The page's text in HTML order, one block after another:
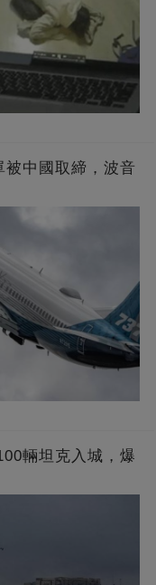
中國取締，波音
輛坦克入城，爆